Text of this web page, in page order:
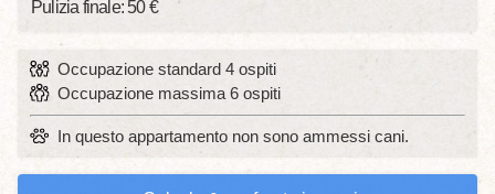
Pulizia finale: 50 €
Occupazione standard 4 ospiti
Occupazione massima 6 ospiti
In questo appartamento non sono ammessi cani.